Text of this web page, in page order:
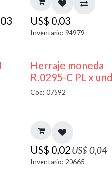
US$ 0,03
Inventario: 94979
50% DESCUENTO
Herraje moneda
R.0295-C PL x und
Cod: 07592
US$ 0,02US$0,04
Inventario: 20665